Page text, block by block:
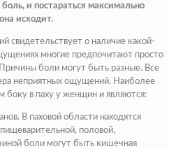
и постараться максимально
исходит.
свидетельствует о наличие какой-
многие предпочитают просто
боли могут быть разные. Все
неприятных ощущений. Наиболее
боку в паху у женщин и являются:
В паховой области находятся
половой,
боли могут быть кишечная